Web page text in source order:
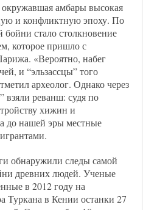
амбары высокая
и конфликтную эпоху. По
стало столкновение
которое пришло с
«Вероятно, набег
и “эльзассцы” того
археолог. Однако через
взяли реванш: судя по
хижин и
до нашей эры местные
обнаружили следы самой
древних людей. Ученые
в 2012 году на
Туркана в Кении останки 27